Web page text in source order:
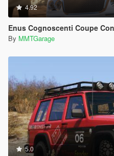
4.92
Enus Cognoscenti Coupe
By MMTGarage
5.0